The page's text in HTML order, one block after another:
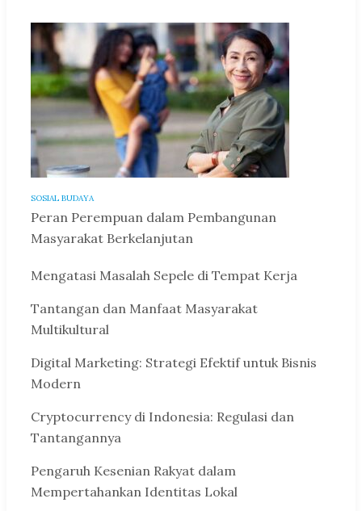
SOSIAL BUDAYA
Peran Perempuan dalam Pembangunan
Masyarakat Berkelanjutan
Mengatasi Masalah Sepele di Tempat Kerja
Tantangan dan Manfaat Masyarakat
Multikultural
Digital Marketing: Strategi Efektif untuk Bisnis
Modern
Cryptocurrency di Indonesia: Regulasi dan
Tantangannya
Pengaruh Kesenian Rakyat dalam
Mempertahankan Identitas Lokal